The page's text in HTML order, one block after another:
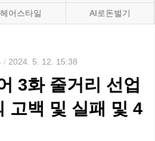
헤어스타일 AI로돈벌기
/ 2024. 5. 12. 15:38
3화 줄거리 선업
고백 및 실패 및 4